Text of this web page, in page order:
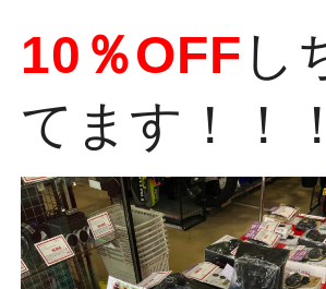
10％OFF し
てます！！！